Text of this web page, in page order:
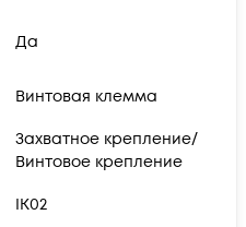
Да
Винтовая клемма
Захватное крепление/
Винтовое крепление
IK02